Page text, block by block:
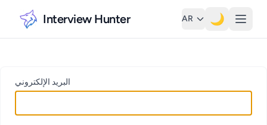
Interview Hunter AR 🌙
البريد الإلكتروني